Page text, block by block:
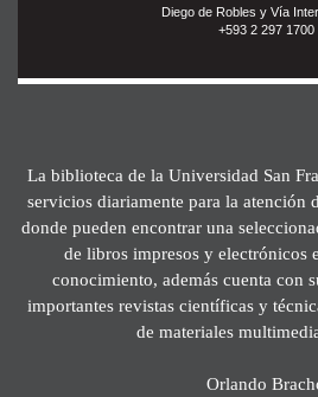
Diego de Robles y Vía
+593 2 297 1700
La biblioteca de la Universidad San
servicios diariamente para la atención
donde pueden encontrar una
de libros impresos y electrónicos
conocimiento, además cuenta con
importantes revistas científicas y
de materiales
Orlando